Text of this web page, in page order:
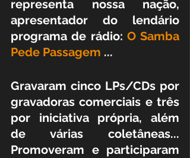
representa nossa nação,
apresentador do lendário
programa de rádio: O Samba
Pede Passagem ...
Gravaram cinco LPs/CDs por
gravadoras comerciais e três
por iniciativa própria, além
de várias coletâneas...
Promoveram e participaram